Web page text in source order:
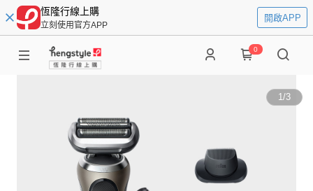
恆隆行線上購
立刻使用官方APP
開啟APP
0
1/3